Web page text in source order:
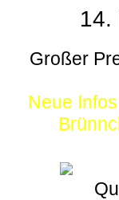
14.
Großer
Neue